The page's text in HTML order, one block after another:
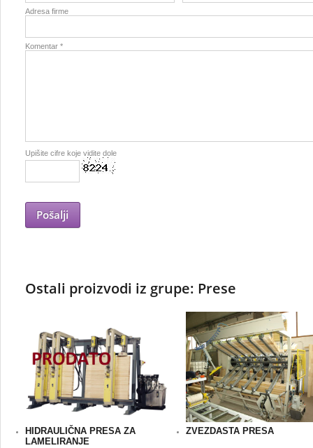
Adresa firme
Komentar *
Upišite cifre koje vidite dole
Ostali proizvodi iz grupe: Prese
HIDRAULIČNA PRESA ZA
LAMELIRANJE
ZVEZDASTA PRESA